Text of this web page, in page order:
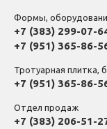
Формы,
+7 (383) 299-07-
+7 (951) 365-86-
Тротуарная плитка,
+7 (951) 365-86-
Отдел продаж
+7 (383) 206-51-